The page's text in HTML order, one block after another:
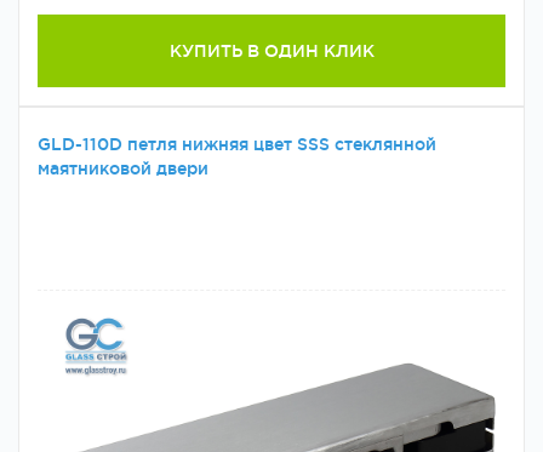
КУПИТЬ В ОДИН КЛИК
GLD-110D петля нижняя цвет SSS стеклянной
маятниковой двери